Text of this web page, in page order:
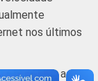
nos últimos
utilizaram a